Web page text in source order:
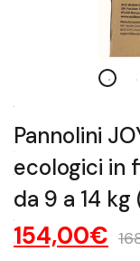
Pannolini
ecologici in
da 9 a 14
154,00€